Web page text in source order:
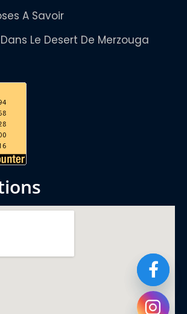
A Savoir
Le Desert De Merzouga